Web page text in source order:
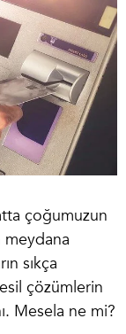
çoğumuzun
sıkça
çözümlerin
Mesela ne mi?